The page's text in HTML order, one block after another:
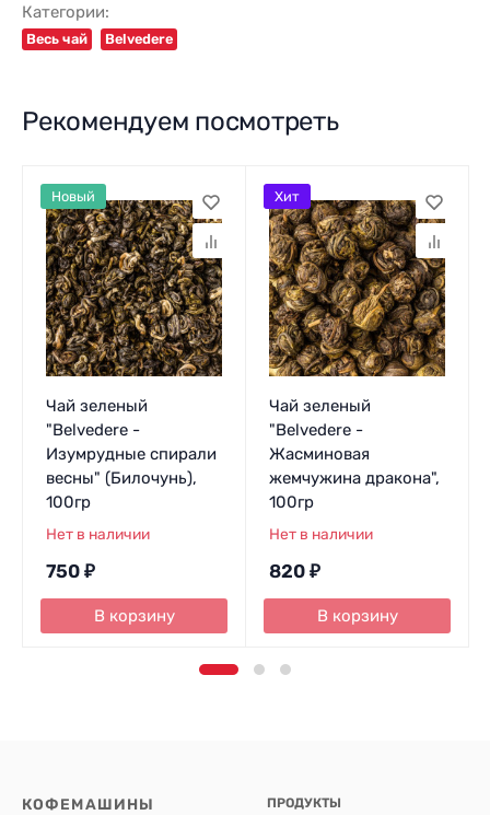
Категории:
Весь чай Belvedere
Рекомендуем посмотреть
Чай зеленый
"Belvedere -
Изумрудные спирали
весны" (Билочунь),
100гр
Нет в наличии
750 ₽
В корзину
Новый
Чай зеленый
"Belvedere -
Жасминовая
жемчужина дракона",
100гр
Нет в наличии
820 ₽
В корзину
Хит
КОФЕМАШИНЫ ПРОДУКТЫ